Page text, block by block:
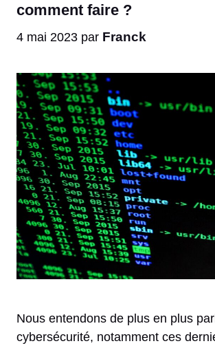
comment faire ?
4 mai 2023 par Franck
Nous entendons de plus en plus
cybersécurité, notamment ces